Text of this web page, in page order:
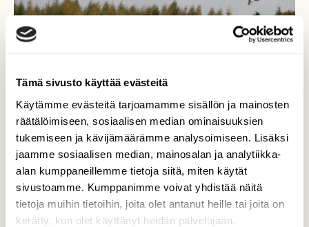
Tämä sivusto käyttää evästeitä
Käytämme evästeitä tarjoamamme sisällön ja mainosten
räätälöimiseen, sosiaalisen median ominaisuuksien
tukemiseen ja kävijämäärämme analysoimiseen. Lisäksi
jaamme sosiaalisen median, mainosalan ja analytiikka-
alan kumppaneillemme tietoja siitä, miten käytät
sivustoamme. Kumppanimme voivat yhdistää näitä
tietoja muihin tietoihin, joita olet antanut heille tai joita on
kerätty, kun olet käyttänyt heidän palvelujaan.
Laulujoutsenet
Laulujoutsenpesue on viihtynyt nyt syksyllä
useamman viikon Pielisjoen ympäristössä
samoissa maisemissa.